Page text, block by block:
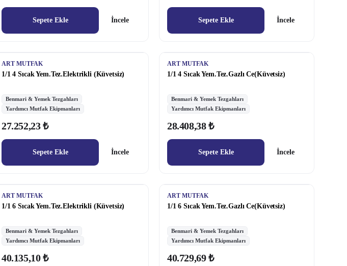
Sepete Ekle İncele Sepete Ekle İncele
ART MUTFAK
1/1 4 Sıcak Yem.Tez.Elektrikli (Küvetsiz)
Benmari & Yemek Tezgahları
Yardımcı Mutfak Ekipmanları
27.252,23 ₺
Sepete Ekle İncele
ART MUTFAK
1/1 4 Sıcak Yem.Tez.Gazlı Ce(Küvetsiz)
Benmari & Yemek Tezgahları
Yardımcı Mutfak Ekipmanları
28.408,38 ₺
Sepete Ekle İncele
ART MUTFAK
1/1 6 Sıcak Yem.Tez.Elektrikli (Küvetsiz)
Benmari & Yemek Tezgahları
Yardımcı Mutfak Ekipmanları
40.135,10 ₺
ART MUTFAK
1/1 6 Sıcak Yem.Tez.Gazlı Ce(Küvetsiz)
Benmari & Yemek Tezgahları
Yardımcı Mutfak Ekipmanları
40.729,69 ₺